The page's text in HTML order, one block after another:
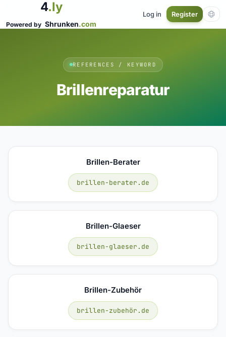
4.ly
Powered by Shrunken.com
Log in Register
REFERENCES / KEYWORD
Brillenreparatur
Brillen-Berater
brillen-berater.de
Brillen-Glaeser
brillen-glaeser.de
Brillen-Zubehör
brillen-zubehör.de